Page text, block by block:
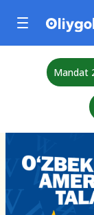
Mandat